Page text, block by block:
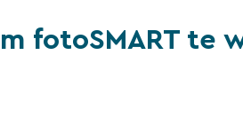
fotoSMART te